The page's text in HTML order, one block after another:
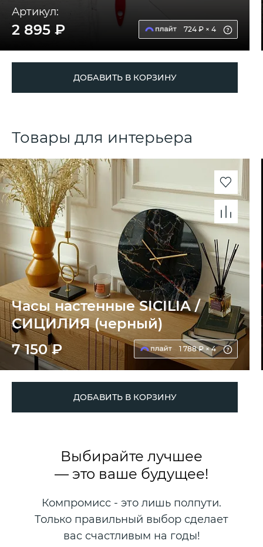
Артикул:
2 895 ₽ 724 ₽ × 4
ДОБАВИТЬ В КОРЗИНУ
Товары для интерьера
Часы настенные SICILIA /
СИЦИЛИЯ (черный)
7 150 ₽
1 788 ₽ × 4
ДОБАВИТЬ В КОРЗИНУ
Выбирайте лучшее
— это ваше будущее!
Компромисс - это лишь полпути.
Только правильный выбор сделает
вас счастливым на годы!